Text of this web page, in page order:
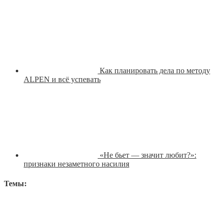
Как планировать дела по методу
ALPEN и всё успевать
«Не бьет — значит любит?»:
признаки незаметного насилия
Темы: